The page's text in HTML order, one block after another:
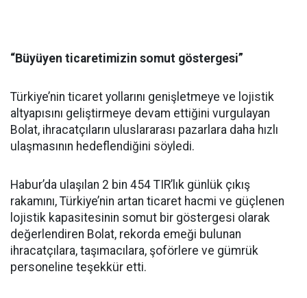
“Büyüyen ticaretimizin somut göstergesi”
Türkiye’nin ticaret yollarını genişletmeye ve lojistik
altyapısını geliştirmeye devam ettiğini vurgulayan
Bolat, ihracatçıların uluslararası pazarlara daha hızlı
ulaşmasının hedeflendiğini söyledi.
Habur’da ulaşılan 2 bin 454 TIR’lık günlük çıkış
rakamını, Türkiye’nin artan ticaret hacmi ve güçlenen
lojistik kapasitesinin somut bir göstergesi olarak
değerlendiren Bolat, rekorda emeği bulunan
ihracatçılara, taşımacılara, şoförlere ve gümrük
personeline teşekkür etti.